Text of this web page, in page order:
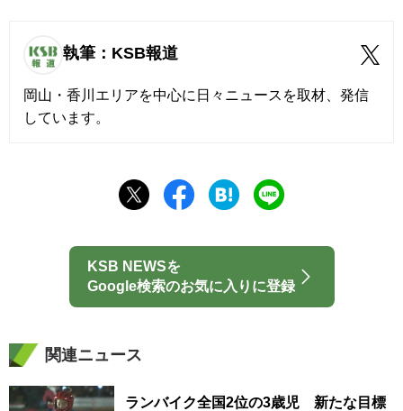
執筆：KSB報道
岡山・香川エリアを中心に日々ニュースを取材、発信
しています。
KSB NEWSを
Google検索のお気に入りに登録
関連ニュース
ランバイク全国2位の3歳児 新たな目標